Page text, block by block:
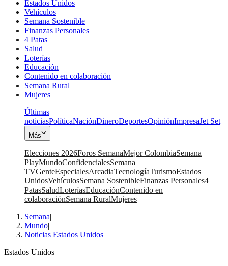
Estados Unidos
Vehículos
Semana Sostenible
Finanzas Personales
4 Patas
Salud
Loterías
Educación
Contenido en colaboración
Semana Rural
Mujeres
Últimas
noticiasPolíticaNaciónDineroDeportesOpiniónImpresaJet Set
Más
Elecciones 2026Foros SemanaMejor ColombiaSemana
PlayMundoConfidencialesSemana
TVGenteEspecialesArcadiaTecnologíaTurismoEstados
UnidosVehículosSemana SostenibleFinanzas Personales4
PatasSaludLoteríasEducaciónContenido en
colaboraciónSemana RuralMujeres
Semana|
Mundo|
Noticias Estados Unidos
Estados Unidos